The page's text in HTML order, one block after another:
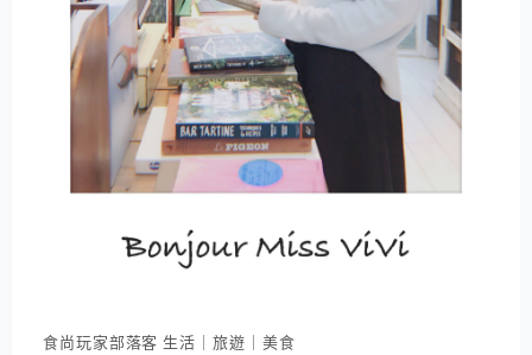
食尚玩家部落客 生活｜旅遊｜美食